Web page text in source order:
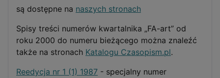
są dostępne na naszych stronach
Spisy treści numerów kwartalnika „FA-art” od
roku 2000 do numeru bieżącego można znaleźć
także na stronach Katalogu Czasopism.pl.
Reedycja nr 1 (1) 1987 - specjalny numer